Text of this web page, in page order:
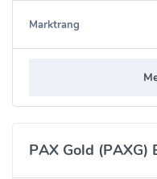
Wie kann ich PAX
Paxos eröffnen und Ihre
können auch einen Peer-
Marktrang
PAX Gold (PAXG)